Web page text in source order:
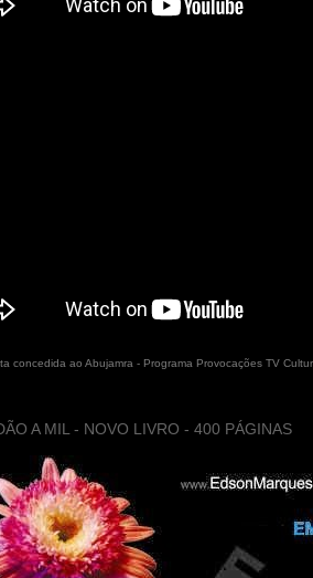
concedida ao Abujamra - Programa Provocações TV
A MIL - NOVO LIVRO - 400 PÁGINAS